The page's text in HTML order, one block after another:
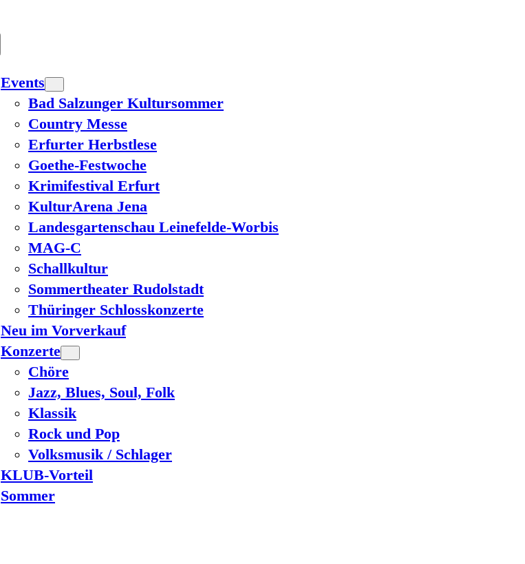
Events
Bad Salzunger Kultursommer
Country Messe
Erfurter Herbstlese
Goethe-Festwoche
Krimifestival Erfurt
KulturArena Jena
Landesgartenschau Leinefelde-Worbis
MAG-C
Schallkultur
Sommertheater Rudolstadt
Thüringer Schlosskonzerte
Neu im Vorverkauf
Konzerte
Chöre
Jazz, Blues, Soul, Folk
Klassik
Rock und Pop
Volksmusik / Schlager
KLUB-Vorteil
Sommer